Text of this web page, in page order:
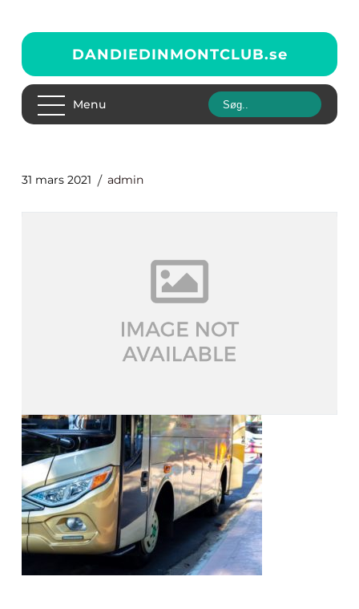
DANDIEDINMONTCLUB.se
Menu
31 mars 2021 admin